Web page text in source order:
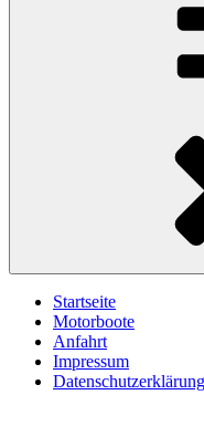
Startseite
Motorboote
Anfahrt
Impressum
Datenschutzerklärung